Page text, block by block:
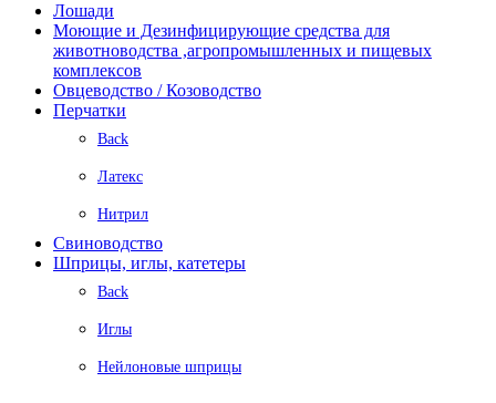
Лошади
Моющие и Дезинфицирующие средства для
животноводства ,агропромышленных и пищевых
комплексов
Овцеводство / Козоводство
Перчатки
Back
Латекс
Нитрил
Свиноводство
Шприцы, иглы, катетеры
Back
Иглы
Нейлоновые шприцы